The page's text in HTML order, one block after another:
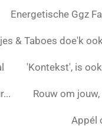
Energetische Ggz
& Taboes doe'k ook
'Kontekst', is
Rouw om
Appél